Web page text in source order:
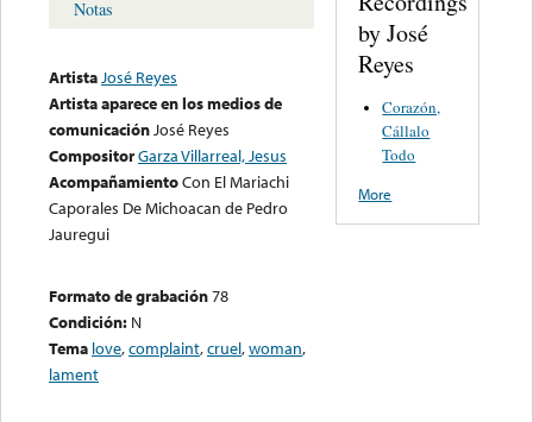
Notas
ArtistaJosé Reyes
Artista aparece en los medios de
comunicaciónJosé Reyes
CompositorGarza Villarreal, Jesus
AcompañamientoCon El Mariachi
Caporales De Michoacan de Pedro
Jauregui
Formato de grabación78
Condición: N
Tema love,complaint,cruel,woman,
lament
by José
Reyes
Corazón,
Cállalo
Todo
More